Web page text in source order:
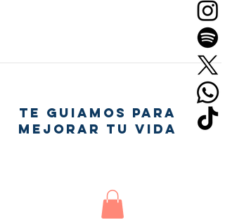
TE GUIAMOS PARA
MEJORAR TU VIDA